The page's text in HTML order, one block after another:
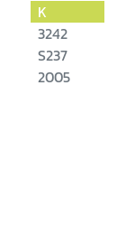
K
3242
S237
2005